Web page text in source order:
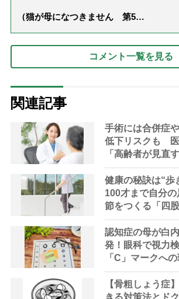
（猫が母になつきません 第500
コメント一覧を見る
関連記事
手術には合併症
低下リスクも
「高齢者が見直
健康の秘訣は“
100才まで自分
節をつくる「四
形外科医が解説
認知症の母が白
発！眼科で視力
「C」マークへ
【骨粗しょう症
きる対策法とド